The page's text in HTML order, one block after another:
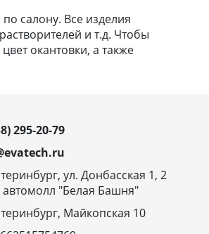
салону. Все изделия
и т.д. Чтобы
окантовки, а также
295-20-79
ул. Донбасская 1, 2
автомолл "Белая Башня"
Майкопская 10